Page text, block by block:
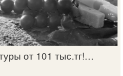
от 101 тыс.тг!…